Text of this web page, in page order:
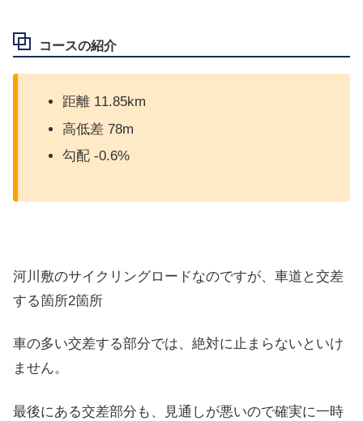
コースの紹介
距離 11.85km
高低差 78m
勾配 -0.6%
河川敷のサイクリングロードなのですが、車道と交差
する箇所2箇所
車の多い交差する部分では、絶対に止まらないといけ
ません。
最後にある交差部分も、見通しが悪いので確実に一時